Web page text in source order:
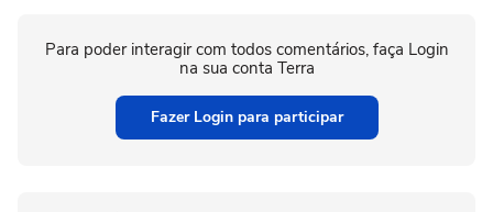
Para poder interagir com todos comentários, faça Login
na sua conta Terra
Fazer Login para participar